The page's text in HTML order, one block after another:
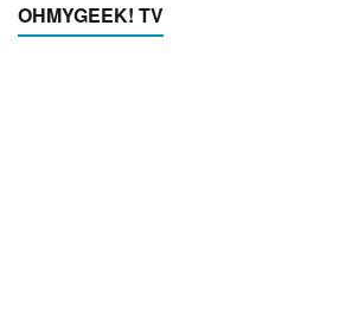
OHMYGEEK! TV